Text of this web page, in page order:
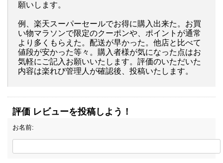
願いします。
例、楽天スーパーセールでお得に購入出来た。お買
い物マラソンで限定のクーポンや、ポイントが通常
より多くもらえた。配送が早かった。他店と比べて
値段が安かった等々。購入者様が気になった点はお
気軽にご記入お願いいたします。評価のいただいた
内容は楽れび管理人が確認後、投稿いたします。
評価 レビューを投稿しよう！
お名前: